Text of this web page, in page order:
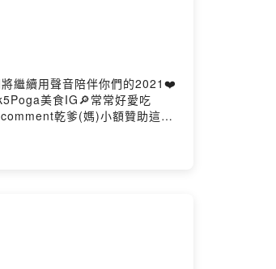
繼續用聲音陪伴你們的2021❤️
美食IG🔎常常好愛吃
乾爹(媽)小額贊助這邊